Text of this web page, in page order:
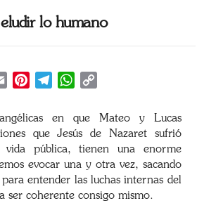
lo humano
Email PinterestTelegramWhatsApp
en que Mateo y Lucas
que Jesús de Nazaret sufrió
pública, tienen una enorme
evocar una y otra vez, sacando
para entender las luchas internas del
ser coherente consigo mismo.